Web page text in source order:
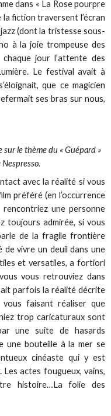
dans « La Rose pourpre
la fiction traversent l’écran
(dont la tristesse sous-
à la joie trompeuse des
jour l’attente des
Le festival avait à
que ce magicien
ses bras sur nous,
le thème du « Guépard »
avec la réalité si vous
préféré (en l’occurrence
une personne
toujours admirée, si vous
de la fragile frontière
vivre un deuil dans une
et versatiles, a fortiori
vous retrouviez dans
parfois la réalité décrite
faisant réaliser que
trop caricaturaux sont
une suite de hasards
une bouteille à la mer se
cinéaste qui y est
Les actes fougueux, vains,
histoire…La folie des